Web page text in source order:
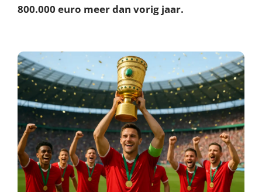
De fans
800.000 euro meer dan vorig jaar.